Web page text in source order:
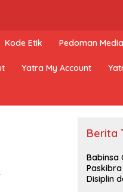
Kode Etik Pedoman
Yatra My Account
Berita
Babinsa
Disiplin